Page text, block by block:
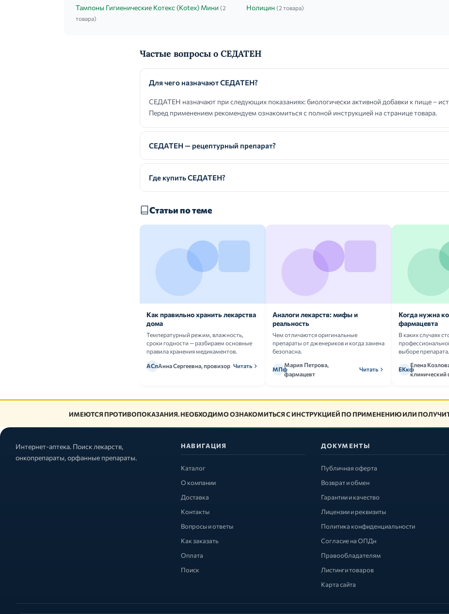
Тампоны Гигиенические Котекс (Kotex) Мини (2
товара)
Нолицин (2 товара)
Частые вопросы о СЕДАТЕН
Для чего назначают СЕДАТЕН?
СЕДАТЕН назначают при следующих показаниях: биологически активной добавки к пище –
Перед применением рекомендуем ознакомиться с полной инструкцией на странице товара.
СЕДАТЕН — рецептурный препарат?
Где купить СЕДАТЕН?
Статьи по теме
Как правильно хранить лекарства
дома
Температурный режим, влажность,
сроки годности — разбираем основные
правила хранения медикаментов.
АСпАнна Сергеевна, провизор Читать
Аналоги лекарств: мифы и
реальность
Чем отличаются оригинальные
препараты от дженериков и когда замена
безопасна.
МПф
Мария Петрова,
фармацевт
Читать
Когда нужна
фармацевта
В каких случаях
выборе препарата.
ЕКкф
Елена
клинический
ИМЕЮТСЯ ПРОТИВОПОКАЗАНИЯ. НЕОБХОДИМО ОЗНАКОМИТЬСЯ С ИНСТРУКЦИЕЙ ПО ПРИМЕНЕНИЮ ИЛИ
Интернет-аптека. Поиск лекарств,
онкопрепараты, орфанные препараты.
НАВИГАЦИЯ
Каталог
О компании
Доставка
Контакты
Вопросы и ответы
Как заказать
Оплата
Поиск
ДОКУМЕНТЫ
Публичная оферта
Возврат и обмен
Гарантии и качество
Лицензии и реквизиты
Политика конфиденциальности
Согласие на ОПДн
Правообладателям
Листинги товаров
Карта сайта